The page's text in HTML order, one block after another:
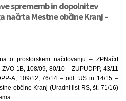
sprememb in dopolnitev
načrta Mestne občine Kranj –
o prostorskem načrtovanju – ZPNačrt
1B, 108/09, 80/10 – ZUPUDPP, 43/11
A, 109/12, 76/14 – odl. US in 14/15 –
občine Kranj (Uradni list RS, št. 71/16)